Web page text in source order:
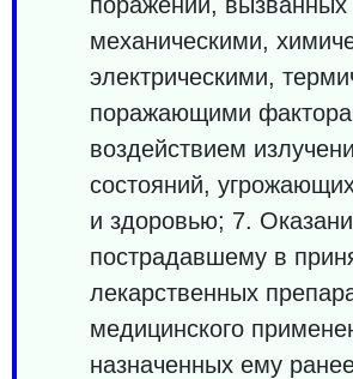
механическими,
электрическими,
поражающими
воздействием
состояний,
и здоровью; 7.
пострадавшему в
лекарственных
медицинского
назначенных ему